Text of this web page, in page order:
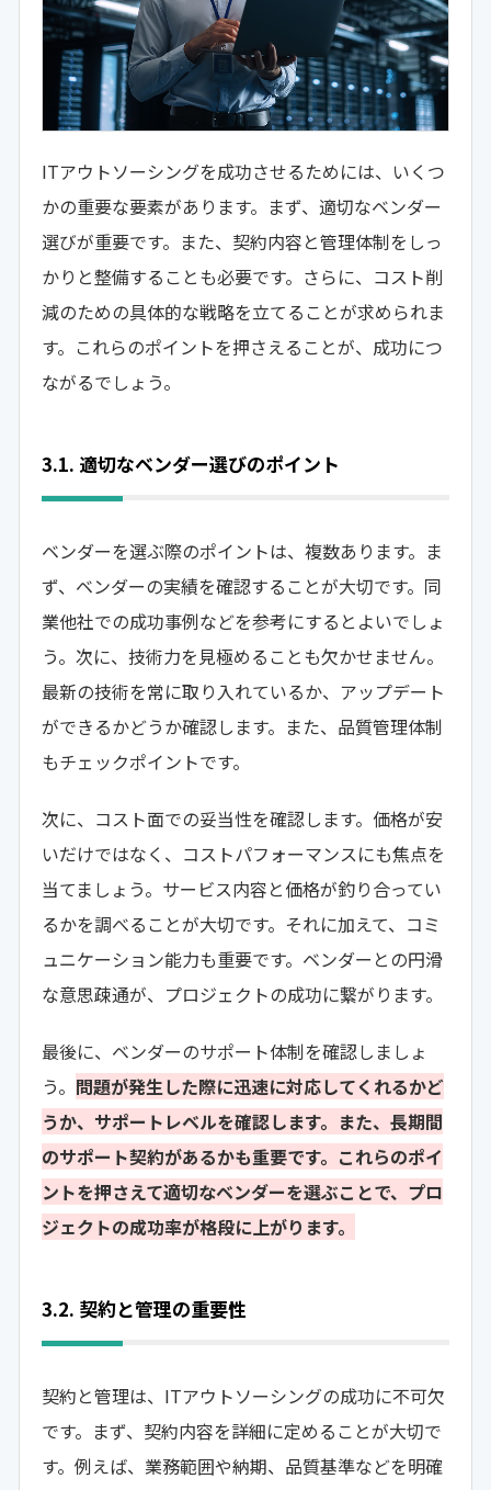
ITアウトソーシングを成功させるためには、いくつ
かの重要な要素があります。まず、適切なベンダー
選びが重要です。また、契約内容と管理体制をしっ
かりと整備することも必要です。さらに、コスト削
減のための具体的な戦略を立てることが求められま
す。これらのポイントを押さえることが、成功につ
ながるでしょう。
3.1. 適切なベンダー選びのポイント
ベンダーを選ぶ際のポイントは、複数あります。ま
ず、ベンダーの実績を確認することが大切です。同
業他社での成功事例などを参考にするとよいでしょ
う。次に、技術力を見極めることも欠かせません。
最新の技術を常に取り入れているか、アップデート
ができるかどうか確認します。また、品質管理体制
もチェックポイントです。
次に、コスト面での妥当性を確認します。価格が安
いだけではなく、コストパフォーマンスにも焦点を
当てましょう。サービス内容と価格が釣り合ってい
るかを調べることが大切です。それに加えて、コミ
ュニケーション能力も重要です。ベンダーとの円滑
な意思疎通が、プロジェクトの成功に繋がります。
最後に、ベンダーのサポート体制を確認しましょ
う。 問題が発生した際に迅速に対応してくれるかど
うか、サポートレベルを確認します。また、長期間
のサポート契約があるかも重要です。これらのポイ
ントを押さえて適切なベンダーを選ぶことで、プロ
ジェクトの成功率が格段に上がります。
3.2. 契約と管理の重要性
契約と管理は、ITアウトソーシングの成功に不可欠
です。まず、契約内容を詳細に定めることが大切で
す。例えば、業務範囲や納期、品質基準などを明確